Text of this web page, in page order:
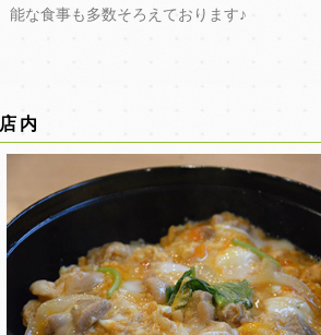
能な食事も多数そろえております♪
店内